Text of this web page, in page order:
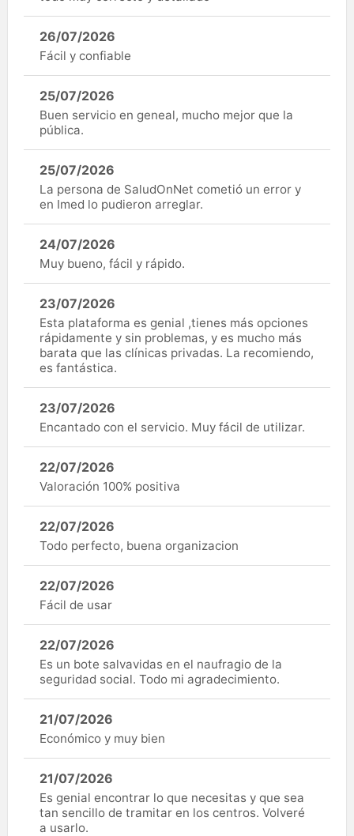
26/07/2026
Fácil y confiable
25/07/2026
Buen servicio en geneal, mucho mejor que la
pública.
25/07/2026
La persona de SaludOnNet cometió un error y
en Imed lo pudieron arreglar.
24/07/2026
Muy bueno, fácil y rápido.
23/07/2026
Esta plataforma es genial ,tienes más opciones
rápidamente y sin problemas, y es mucho más
barata que las clínicas privadas. La recomiendo,
es fantástica.
23/07/2026
Encantado con el servicio. Muy fácil de utilizar.
22/07/2026
Valoración 100% positiva
22/07/2026
Todo perfecto, buena organizacion
22/07/2026
Fácil de usar
22/07/2026
Es un bote salvavidas en el naufragio de la
seguridad social. Todo mi agradecimiento.
21/07/2026
Económico y muy bien
21/07/2026
Es genial encontrar lo que necesitas y que sea
tan sencillo de tramitar en los centros. Volveré
a usarlo.